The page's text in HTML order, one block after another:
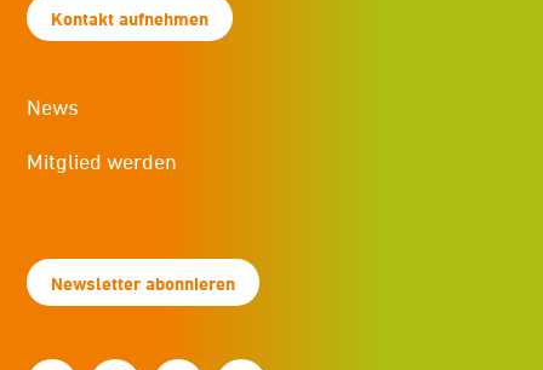
Kontakt aufnehmen
News
Mitglied werden
Newsletter abonnieren